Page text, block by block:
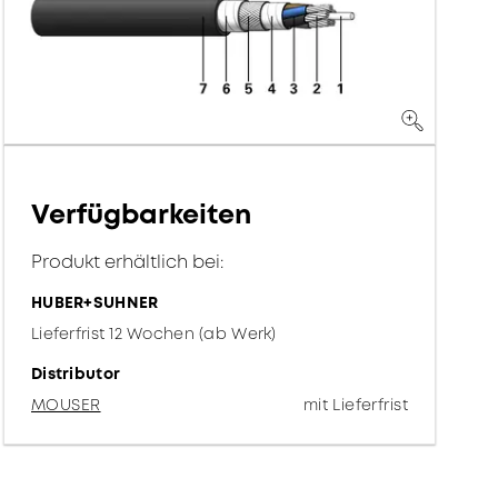
Verfügbarkeiten
Produkt erhältlich bei:
HUBER+SUHNER
Lieferfrist 12 Wochen (ab Werk)
Distributor
MOUSER
mit Lieferfrist